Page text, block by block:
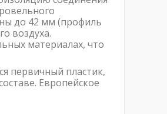
до 42 мм (профиль
воздуха.
материалах, что
первичный пластик,
Европейское